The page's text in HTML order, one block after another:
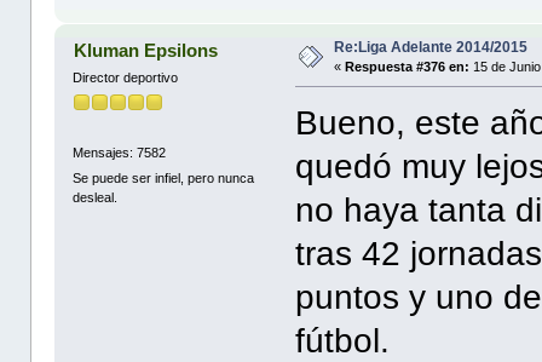
Kluman Epsilons
Director deportivo
Mensajes: 7582
Se puede ser infiel, pero nunca
desleal.
Re:Liga Adelante 2014/2015
«Respuesta #376 en: 15 de
Bueno, este
quedó muy
no haya tanta
tras 42
puntos y uno
fútbol.